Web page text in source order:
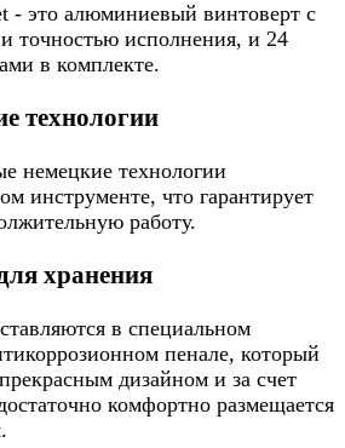
- это алюминиевый винтоверт с
точностью исполнения, и 24
в комплекте.
технологии
немецкие технологии
инструменте, что гарантирует
работу.
хранения
в специальном
пенале, который
дизайном и за счет
комфортно размещается